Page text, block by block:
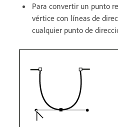
Para convertir un punto
vértice con líneas de
cualquier punto de